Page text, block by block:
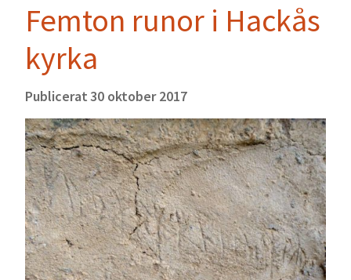
Femton runor i Hackås
kyrka
Publicerat30 oktober 2017